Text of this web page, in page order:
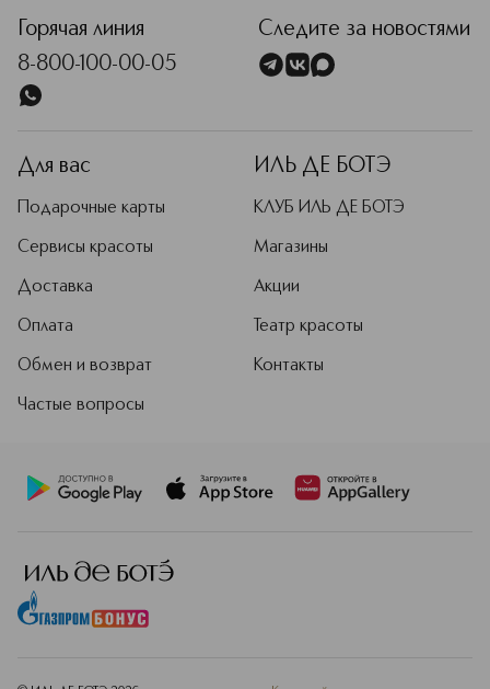
Горячая линия
8-800-100-00-05
Следите за новостями
Для вас
Подарочные карты
Сервисы красоты
Доставка
Оплата
Обмен и возврат
Частые вопросы
ИЛЬ ДЕ БОТЭ
КЛУБ ИЛЬ ДЕ БОТЭ
Магазины
Акции
Театр красоты
Контакты